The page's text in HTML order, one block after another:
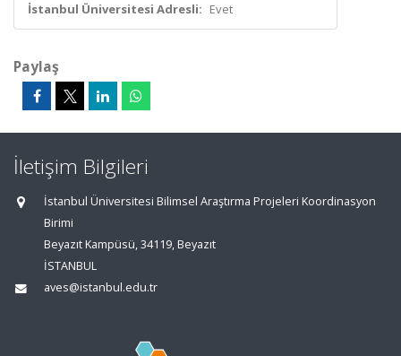
İstanbul Üniversitesi Adresli: Evet
Paylaş
İletişim Bilgileri
İstanbul Üniversitesi Bilimsel Araştırma Projeleri Koordinasyon
Birimi
Beyazıt Kampüsü, 34119, Beyazıt
İSTANBUL
aves@istanbul.edu.tr